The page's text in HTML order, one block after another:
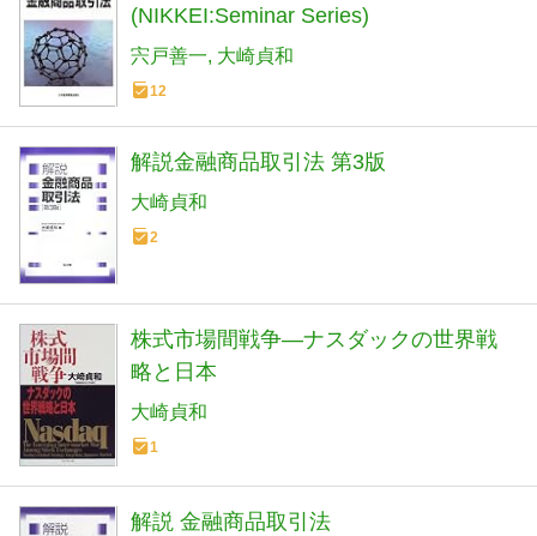
(NIKKEI:Seminar Series)
宍戸善一 大崎貞和
12
解説金融商品取引法 第3版
大崎貞和
2
株式市場間戦争―ナスダックの世界戦
略と日本
大崎貞和
1
解説 金融商品取引法